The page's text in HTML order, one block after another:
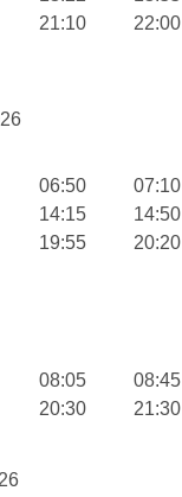
21:10 22:00
06:50 07:10
14:15 14:50
19:55 20:20
08:05 08:45
20:30 21:30